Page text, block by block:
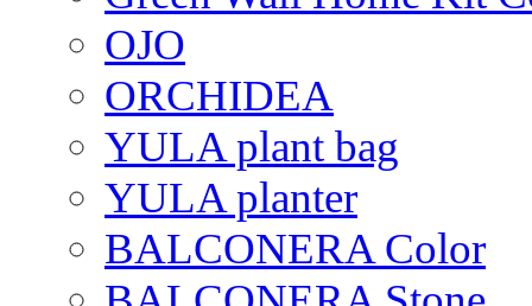
OJO
ORCHIDEA
YULA plant bag
YULA planter
BALCONERA Color